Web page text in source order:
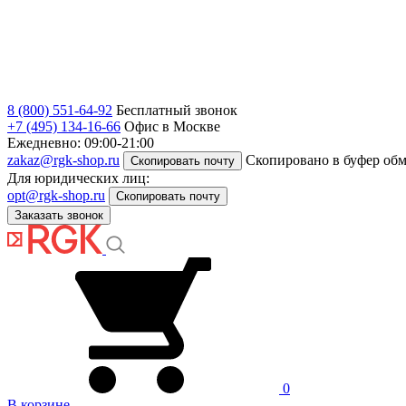
8 (800) 551-64-92 Бесплатный звонок
+7 (495) 134-16-66 Офис в Москве
Ежедневно: 09:00-21:00
zakaz@rgk-shop.ru
Скопировать почту
Скопировано в буфер
Для юридических лиц:
opt@rgk-shop.ru
Скопировать почту
Заказать звонок
0